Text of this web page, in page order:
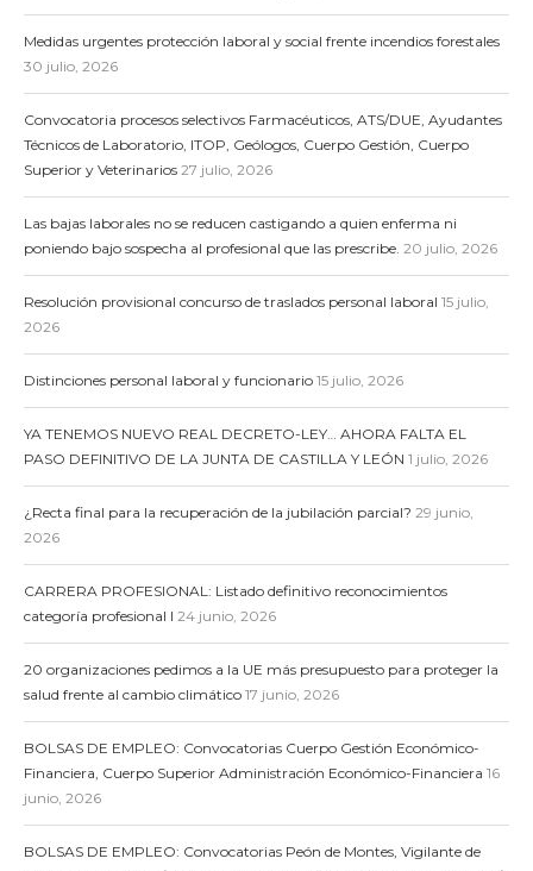
Medidas urgentes protección laboral y social frente incendios forestales
30 julio, 2026
Convocatoria procesos selectivos Farmacéuticos, ATS/DUE, Ayudantes
Técnicos de Laboratorio, ITOP, Geólogos, Cuerpo Gestión, Cuerpo
Superior y Veterinarios 27 julio, 2026
Las bajas laborales no se reducen castigando a quien enferma ni
poniendo bajo sospecha al profesional que las prescribe. 20 julio, 2026
Resolución provisional concurso de traslados personal laboral 15 julio,
2026
Distinciones personal laboral y funcionario 15 julio, 2026
YA TENEMOS NUEVO REAL DECRETO-LEY… AHORA FALTA EL
PASO DEFINITIVO DE LA JUNTA DE CASTILLA Y LEÓN 1 julio, 2026
¿Recta final para la recuperación de la jubilación parcial? 29 junio,
2026
CARRERA PROFESIONAL: Listado definitivo reconocimientos
categoría profesional I 24 junio, 2026
20 organizaciones pedimos a la UE más presupuesto para proteger la
salud frente al cambio climático 17 junio, 2026
BOLSAS DE EMPLEO: Convocatorias Cuerpo Gestión Económico-
Financiera, Cuerpo Superior Administración Económico-Financiera 16
junio, 2026
BOLSAS DE EMPLEO: Convocatorias Peón de Montes, Vigilante de